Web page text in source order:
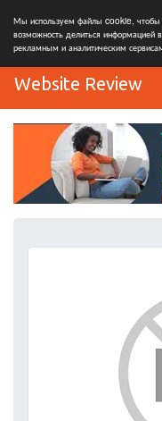
Мы используем файлы cookie, чтобы
возможность делиться
рекламным и аналитическим
Website Review